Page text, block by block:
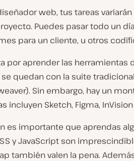
web, tus tareas
Puedes pasar todo un
para un cliente, u otros
por aprender las herramientas
quedan con la suite
. Sin embargo, hay un
incluyen Sketch, Figma,
es importante que aprendas
y JavaScript son
también valen la pena.